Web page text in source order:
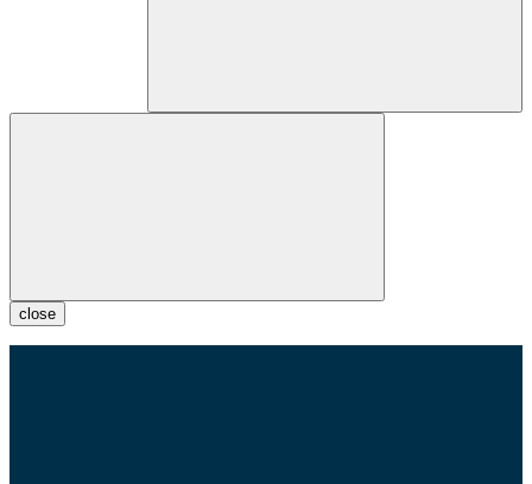
close